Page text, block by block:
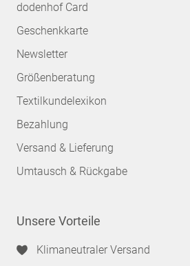
dodenhof Card
Geschenkkarte
Newsletter
Größenberatung
Textilkundelexikon
Bezahlung
Versand & Lieferung
Umtausch & Rückgabe
Unsere Vorteile
Klimaneutraler Versand